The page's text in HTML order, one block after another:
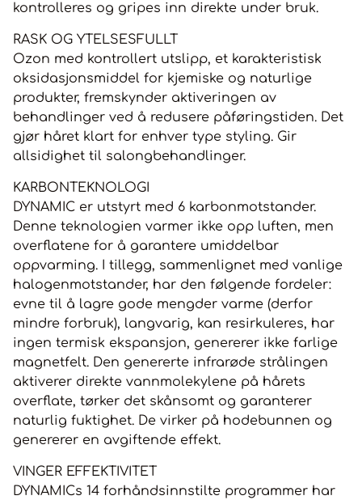
kontrolleres og gripes inn direkte under bruk.
RASK OG YTELSESFULLT
Ozon med kontrollert utslipp, et karakteristisk
oksidasjonsmiddel for kjemiske og naturlige
produkter, fremskynder aktiveringen av
behandlinger ved å redusere påføringstiden. Det
gjør håret klart for enhver type styling. Gir
allsidighet til salongbehandlinger.
KARBONTEKNOLOGI
DYNAMIC er utstyrt med 6 karbonmotstander.
Denne teknologien varmer ikke opp luften, men
overflatene for å garantere umiddelbar
oppvarming. I tillegg, sammenlignet med vanlige
halogenmotstander, har den følgende fordeler:
evne til å lagre gode mengder varme (derfor
mindre forbruk), langvarig, kan resirkuleres, har
ingen termisk ekspansjon, genererer ikke farlige
magnetfelt. Den genererte infrarøde strålingen
aktiverer direkte vannmolekylene på hårets
overflate, tørker det skånsomt og garanterer
naturlig fuktighet. De virker på hodebunnen og
genererer en avgiftende effekt.
VINGER EFFEKTIVITET
DYNAMICs 14 forhåndsinnstilte programmer har